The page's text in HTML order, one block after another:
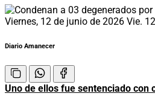
Viernes, 12 de junio de 2026 Vie.
Diario Amanecer
Uno de ellos fue sentenciado con